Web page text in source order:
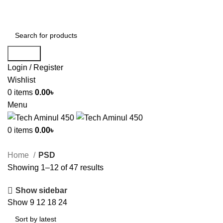
Login / Register
Wishlist
0 items 0.00৳
Menu
0 items 0.00৳
Home
PSD
Showing 1–12 of 47 results
Show sidebar
Show 9 12 18 24